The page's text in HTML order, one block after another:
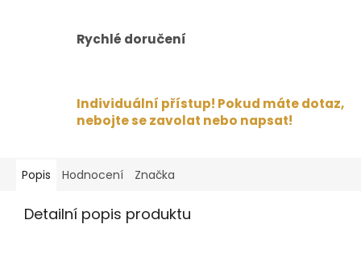
Rychlé doručení
Individuální přístup! Pokud máte dotaz,
nebojte se zavolat nebo napsat!
Popis Hodnocení Značka
Detailní popis produktu